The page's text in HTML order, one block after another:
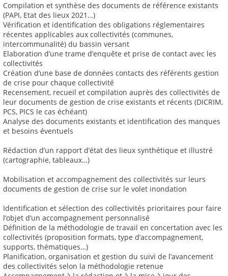
Compilation et synthèse des documents de référence existants
(PAPI, Etat des lieux 2021…)
Vérification et identification des obligations réglementaires
récentes applicables aux collectivités (communes,
intercommunalité) du bassin versant
Elaboration d’une trame d’enquête et prise de contact avec les
collectivités
Création d’une base de données contacts des référents gestion
de crise pour chaque collectivité
Recensement, recueil et compilation auprès des collectivités de
leur documents de gestion de crise existants et récents (DICRIM,
PCS, PICS le cas échéant)
Analyse des documents existants et identification des manques
et besoins éventuels
Rédaction d’un rapport d’état des lieux synthétique et illustré
(cartographie, tableaux…)
Mobilisation et accompagnement des collectivités sur leurs
documents de gestion de crise sur le volet inondation
Identification et sélection des collectivités prioritaires pour faire
l’objet d’un accompagnement personnalisé
Définition de la méthodologie de travail en concertation avec les
collectivités (proposition formats, type d’accompagnement,
supports, thématiques…)
Planification, organisation et gestion du suivi de l’avancement
des collectivités selon la méthodologie retenue